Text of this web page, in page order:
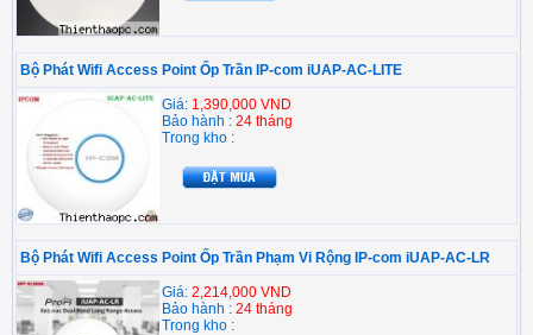
Bộ Phát Wifi Access Point Ốp Trần IP-com iUAP-AC-LITE
Giá: 1,390,000 VND
Bảo hành : 24 tháng
Trong kho :
Bộ Phát Wifi Access Point Ốp Trần Phạm Vi Rộng IP-com iUAP-AC-LR
Giá: 2,214,000 VND
Bảo hành : 24 tháng
Trong kho :